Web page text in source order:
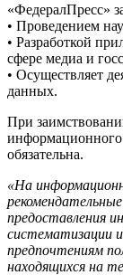
«ФедералПресс»
• Проведением
• Разработкой
сфере медиа и
• Осуществляет
данных.
При
информационного
обязательна.
«На
предоставления
систематизации
предпочтениям
находящихся на